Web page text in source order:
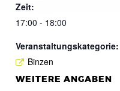
Zeit:
17:00 - 18:00
Veranstaltungskategorie:
Binzen
WEITERE ANGABEN